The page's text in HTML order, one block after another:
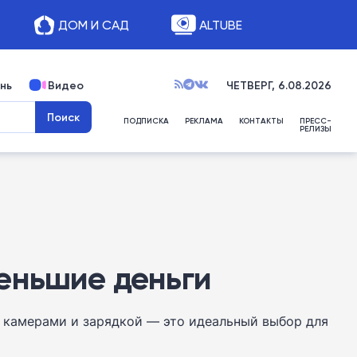
ДОМ И САД ALTUBE
Видео ЧЕТВЕРГ, 6.08.2026
ПОДПИСКА РЕКЛАМА КОНТАКТЫ ПРЕСС-
РЕЛИЗЫ
деньги
и зарядкой — это идеальный выбор для